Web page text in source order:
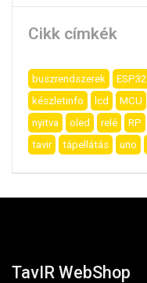
Cikk címkék
buszrendszerek ESP32
készletinfo
lcd MCU
nyitva
oled relé RP
tavir
tápellátás uno
TavIR WebShop